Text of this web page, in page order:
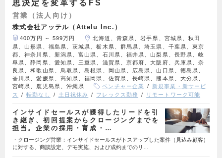
思決定を変革するFS
営業（法人向け）
株式会社アッテル（Attelu Inc.）
400万円 ～ 599万円
北海道、青森県、岩手県、宮城県、秋田
県、山形県、福島県、茨城県、栃木県、群馬県、埼玉県、千葉県、東京
都、神奈川県、新潟県、富山県、石川県、福井県、山梨県、長野県、岐
阜県、静岡県、愛知県、三重県、滋賀県、京都府、大阪府、兵庫県、奈
良県、和歌山県、鳥取県、島根県、岡山県、広島県、山口県、徳島県、
香川県、愛媛県、高知県、福岡県、佐賀県、長崎県、熊本県、大分県、
宮崎県、鹿児島県、沖縄県
ベンチャー企業
新規事業・新サービ
ス
転勤なし 土日祝休み フレックス勤務 リモートワーク可能
インサイドセールスが獲得したリードを引
き継ぎ、初回提案からクロージングまでを
担当。企業の採用・育成・…
・クロージング営業：インサイドセールスがトスアップした案件（見込み顧客）
に対する、商談設定、デモ実施、および成約までのリ…